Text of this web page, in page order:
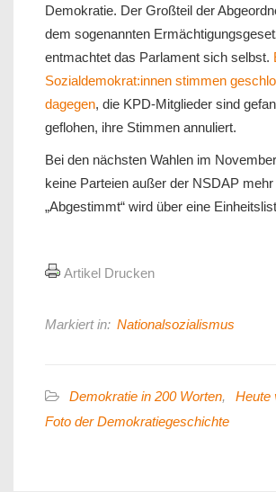
Demokratie. Der Großteil der
dem sogenannten
entmachtet das Parlament sich selbst.
Sozialdemokrat:innen stimmen
dagegen, die KPD-Mitglieder sind
geflohen, ihre Stimmen annuliert.
Bei den nächsten Wahlen im
keine Parteien außer der NSDAP
„Abgestimmt“ wird über eine
Artikel Drucken
Markiert in: Nationalsozialismus
Demokratie in 200 Worten, Heute
Foto der Demokratiegeschichte